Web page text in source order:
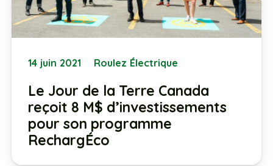
14 juin 2021 Roulez Électrique
Le Jour de la Terre Canada
reçoit 8 M$ d’investissements
pour son programme
RechargÉco